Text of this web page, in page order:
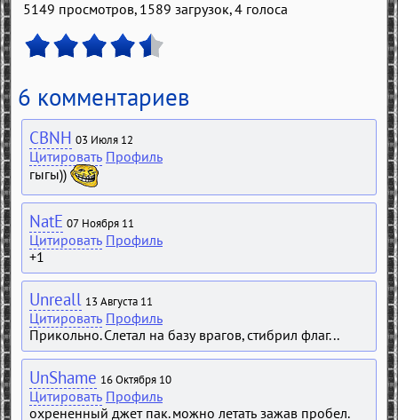
5149 просмотров, 1589 загрузок,4 голоса
6 комментариев
CBNH 03 Июля 12
Цитировать Профиль
гыгы))
NatE 07 Ноября 11
Цитировать Профиль
+1
Unreall 13 Августа 11
Цитировать Профиль
Прикольно. Слетал на базу врагов, стибрил флаг...
UnShame 16 Октября 10
Цитировать Профиль
охрененный джет пак. можно летать зажав пробел.